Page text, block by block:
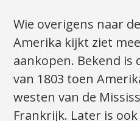
Wie overigens naar
Amerika kijkt ziet
aankopen. Bekend is
van 1803 toen
westen van de
Frankrijk. Later is